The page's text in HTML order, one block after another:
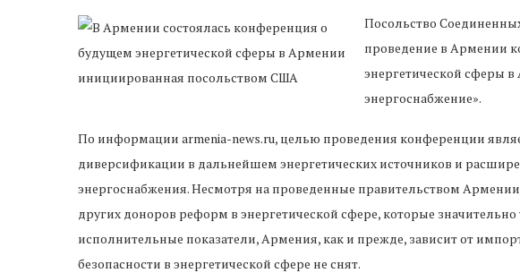
Посольство
проведение в Армении
энергетической сферы
энергоснабжение».
По информации armenia-news.ru, целью проведения конференции
диверсификации в дальнейшем энергетических источников и
энергоснабжения. Несмотря на проведенные правительством
других доноров реформ в энергетической сфере, которые
исполнительные показатели, Армения, как и прежде, зависит от
безопасности в энергетической сфере не снят.